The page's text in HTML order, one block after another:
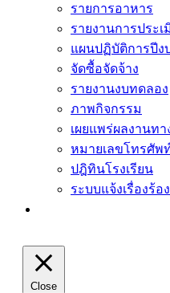
รายการอาหาร
รายงานการประ
แผนปฏิบัติการปีง
จัดซื้อจัดจ้าง
รายงานงบทดลอง
ภาพกิจกรรม
เผยแพร่ผลงานทา
หมายเลขโทรศัพ
ปฎิทินโรงเรียน
ระบบแจ้งเรื่องร้อ
Close